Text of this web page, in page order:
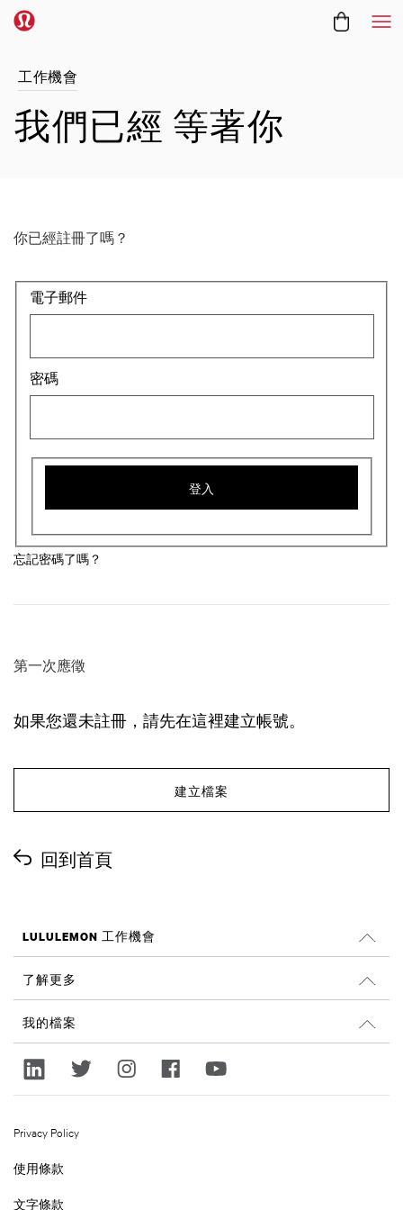
工作機會
我們已經 等著你
你已經註冊了嗎？
登入：使用者和密碼
電子郵件
密碼
登入
忘記密碼了嗎？
第一次應徵
如果您還未註冊，請先在這裡建立帳號。
建立檔案
回到首頁
LULULEMON 工作機會
工作機會
搜尋工作
了解更多
Glassdoor 評價
永續經營和社會影響
lululemon.com
我的檔案
登入
Privacy Policy
使用條款
文字條款